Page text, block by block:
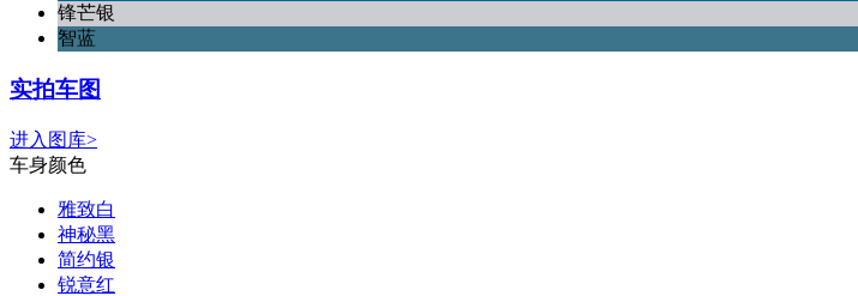
锋芒银
智蓝
实拍车图
进入图库>
车身颜色
雅致白
神秘黑
简约银
锐意红